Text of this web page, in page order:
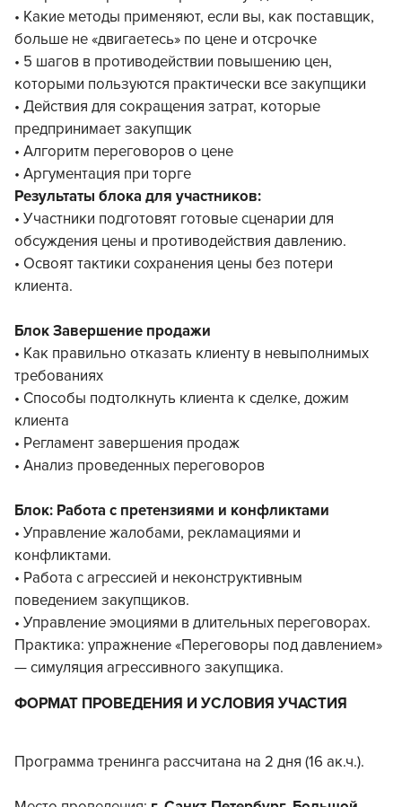
• Какие методы применяют, если вы, как поставщик,
больше не «двигаетесь» по цене и отсрочке
• 5 шагов в противодействии повышению цен,
которыми пользуются практически все закупщики
• Действия для сокращения затрат, которые
предпринимает закупщик
• Алгоритм переговоров о цене
• Аргументация при торге
Результаты блока для участников:
• Участники подготовят готовые сценарии для
обсуждения цены и противодействия давлению.
• Освоят тактики сохранения цены без потери
клиента.
Блок Завершение продажи
• Как правильно отказать клиенту в невыполнимых
требованиях
• Способы подтолкнуть клиента к сделке, дожим
клиента
• Регламент завершения продаж
• Анализ проведенных переговоров
Блок: Работа с претензиями и конфликтами
• Управление жалобами, рекламациями и
конфликтами.
• Работа с агрессией и неконструктивным
поведением закупщиков.
• Управление эмоциями в длительных переговорах.
Практика: упражнение «Переговоры под давлением»
— симуляция агрессивного закупщика.
ФОРМАТ ПРОВЕДЕНИЯ И УСЛОВИЯ УЧАСТИЯ
Программа тренинга рассчитана на 2 дня (16 ак.ч.).